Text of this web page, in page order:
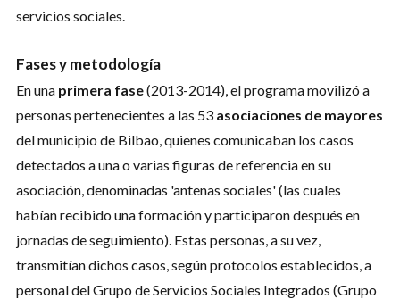
servicios sociales.
Fases y metodología
En una primera fase(2013-2014), el programa movilizó a
personas pertenecientes a las 53 asociaciones de mayores
del municipio de Bilbao, quienes comunicaban los casos
detectados a una o varias figuras de referencia en su
asociación, denominadas 'antenas sociales' (las cuales
habían recibido una formación y participaron después en
jornadas de seguimiento). Estas personas, a su vez,
transmitían dichos casos, según protocolos establecidos, a
personal del Grupo de Servicios Sociales Integrados (Grupo